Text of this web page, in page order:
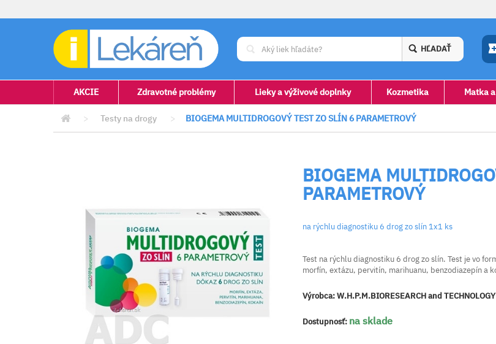
HĽADAŤ
AKCIE Zdravotné problémy Lieky a výživové doplnky Kozmetika Matka
> Testy na drogy > BIOGEMA MULTIDROGOVÝ TEST ZO SLÍN 6 PARAMETROVÝ
BIOGEMA
PARAMETROVÝ
na rýchlu diagnostiku 6 drog zo slín 1x1 ks
Test na rýchlu diagnostiku 6 drog zo slín. Test je vo
morfín, extázu, pervitín, marihuanu, benzodiazepín a
Výrobca:W.H.P.M.BIORESEARCH and
Dostupnosť: na sklade